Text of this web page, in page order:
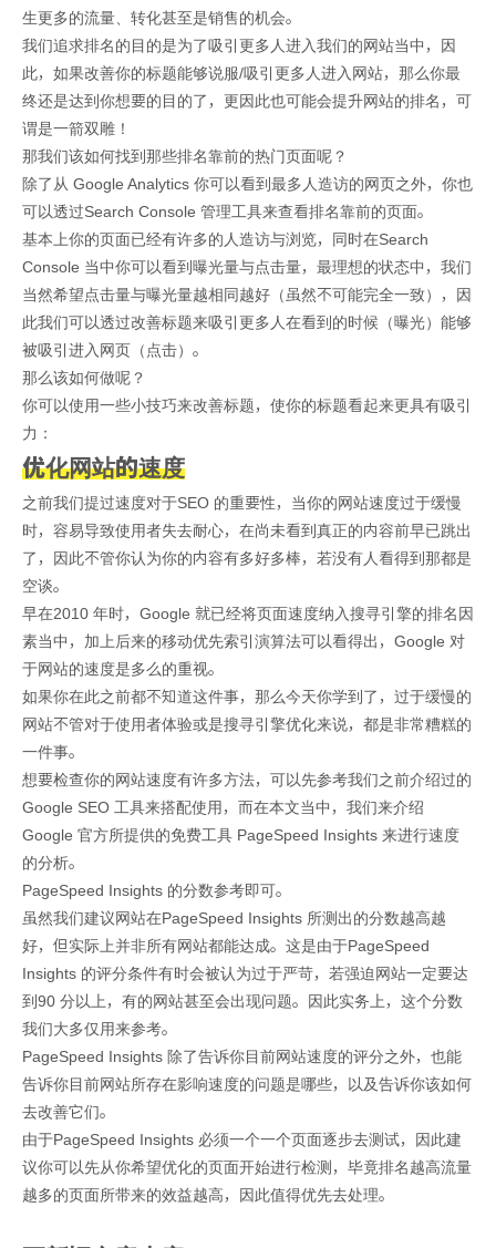
生更多的流量、转化甚至是销售的机会。
我们追求排名的目的是为了吸引更多人进入我们的网站当中，因
此，如果改善你的标题能够说服/吸引更多人进入网站，那么你最
终还是达到你想要的目的了，更因此也可能会提升网站的排名，可
谓是一箭双雕！
那我们该如何找到那些排名靠前的热门页面呢？
除了从 Google Analytics 你可以看到最多人造访的网页之外，你也
可以透过Search Console 管理工具来查看排名靠前的页面。
基本上你的页面已经有许多的人造访与浏览，同时在Search
Console 当中你可以看到曝光量与点击量，最理想的状态中，我们
当然希望点击量与曝光量越相同越好（虽然不可能完全一致），因
此我们可以透过改善标题来吸引更多人在看到的时候（曝光）能够
被吸引进入网页（点击）。
那么该如何做呢？
你可以使用一些小技巧来改善标题，使你的标题看起来更具有吸引
力：
优化网站的速度
之前我们提过速度对于SEO 的重要性，当你的网站速度过于缓慢
时，容易导致使用者失去耐心，在尚未看到真正的内容前早已跳出
了，因此不管你认为你的内容有多好多棒，若没有人看得到那都是
空谈。
早在2010 年时，Google 就已经将页面速度纳入搜寻引擎的排名因
素当中，加上后来的移动优先索引演算法可以看得出，Google 对
于网站的速度是多么的重视。
如果你在此之前都不知道这件事，那么今天你学到了，过于缓慢的
网站不管对于使用者体验或是搜寻引擎优化来说，都是非常糟糕的
一件事。
想要检查你的网站速度有许多方法，可以先参考我们之前介绍过的
Google SEO 工具来搭配使用，而在本文当中，我们来介绍
Google 官方所提供的免费工具 PageSpeed Insights 来进行速度
的分析。
PageSpeed Insights 的分数参考即可。
虽然我们建议网站在PageSpeed Insights 所测出的分数越高越
好，但实际上并非所有网站都能达成。这是由于PageSpeed
Insights 的评分条件有时会被认为过于严苛，若强迫网站一定要达
到90 分以上，有的网站甚至会出现问题。因此实务上，这个分数
我们大多仅用来参考。
PageSpeed Insights 除了告诉你目前网站速度的评分之外，也能
告诉你目前网站所存在影响速度的问题是哪些，以及告诉你该如何
去改善它们。
由于PageSpeed Insights 必须一个一个页面逐步去测试，因此建
议你可以先从你希望优化的页面开始进行检测，毕竟排名越高流量
越多的页面所带来的效益越高，因此值得优先去处理。